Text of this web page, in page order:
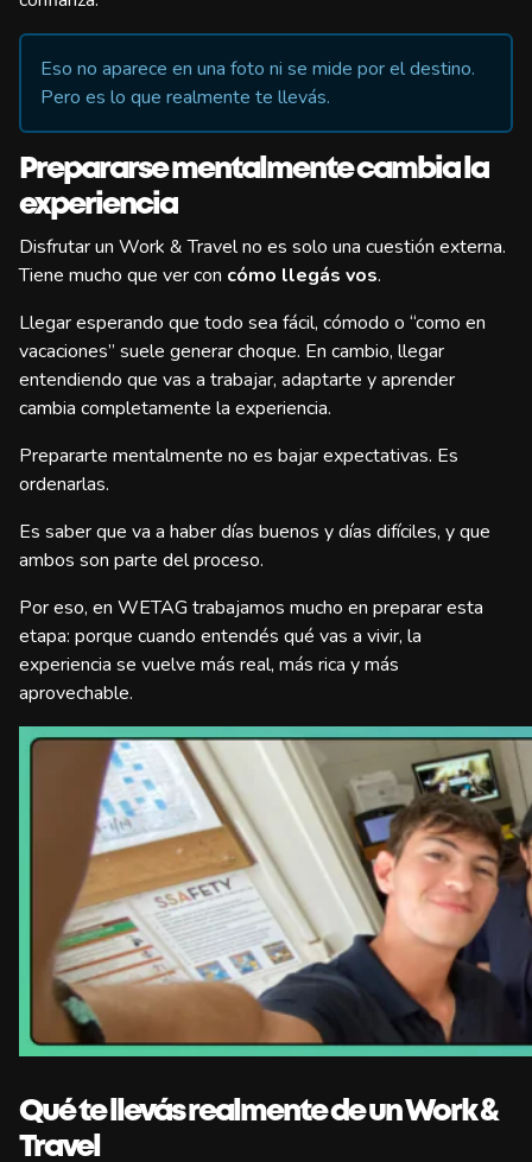
Eso no aparece en una foto ni se mide por el destino.
Pero es lo que realmente te llevás.
Prepararse mentalmente cambia la
experiencia
Disfrutar un Work & Travel no es solo una cuestión externa.
Tiene mucho que ver con cómo llegás vos.
Llegar esperando que todo sea fácil, cómodo o “como en
vacaciones” suele generar choque. En cambio, llegar
entendiendo que vas a trabajar, adaptarte y aprender
cambia completamente la experiencia.
Prepararte mentalmente no es bajar expectativas. Es
ordenarlas.
Es saber que va a haber días buenos y días difíciles, y que
ambos son parte del proceso.
Por eso, en WETAG trabajamos mucho en preparar esta
etapa: porque cuando entendés qué vas a vivir, la
experiencia se vuelve más real, más rica y más
aprovechable.
Qué te llevás realmente de un Work &
Travel